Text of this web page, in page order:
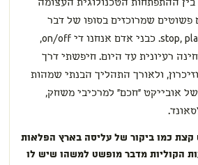
ההתפתחות הטכנולוגית העצומה
פשוטים שמרוכזים בסופו של דבר
בשלוש פעולות בסיסיות: stop, play, forward. כבני אדם אנחנו די on/off,
רעיונית עד היום. חיפשתי דרך
ולאורך התהליך הבנתי שמהות
אובייקט "חכם" למרכיבי משחק,
קצת כמו ביקור של עליסה בארץ הפלאות
הקוליות מדבר מופשט למשהו שיש לו